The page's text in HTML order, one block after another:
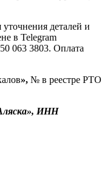
уточнения деталей и
в Telegram
063 3803. Оплата
», № в реестре РТО
ИНН